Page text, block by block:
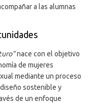
a las alumnas
nace con el objetivo
de mujeres
mediante un proceso
sostenible y
de un enfoque